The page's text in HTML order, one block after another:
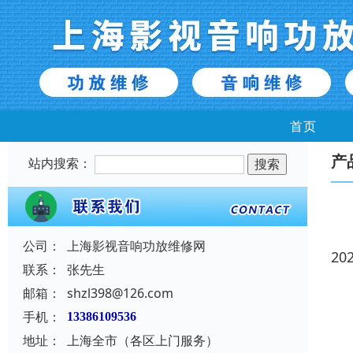
首页
站内搜索：
公司：
上海影视音响功放维修网
联系：
张先生
邮箱：
shzl398@126.com
手机：
13386109536
地址： 上海全市（各区上门服务）
产